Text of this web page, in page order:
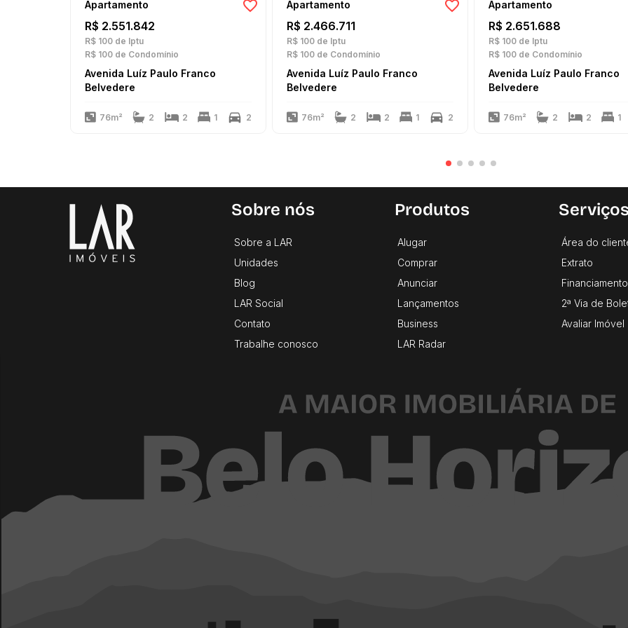
Apartamento
R$ 2.551.842
R$ 100 de Iptu
R$ 100 de Condomínio
Avenida Luíz Paulo Franco
Belvedere
76m² 2 2 1 2
Apartamento
R$ 2.466.711
R$ 100 de Iptu
R$ 100 de Condomínio
Avenida Luíz Paulo Franco
Belvedere
76m² 2 2 1 2
Apartamento
R$ 2.651.688
R$ 100 de Iptu
R$ 100 de Condomínio
Avenida Luíz Paulo Franco
Belvedere
76m² 2 2 1
Sobre nós
Sobre a LAR
Unidades
Blog
LAR Social
Contato
Trabalhe conosco
Produtos
Alugar
Comprar
Anunciar
Lançamentos
Business
LAR Radar
Serviços
Área do
Extrato
Financiamento
2ª Via de
Avaliar Imóvel